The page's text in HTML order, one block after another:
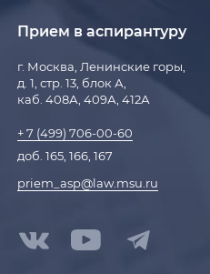
Прием в аспирантуру
г. Москва, Ленинские горы,
д. 1, стр. 13, блок А,
каб. 408А, 409А, 412А
+ 7 (499) 706-00-60
доб. 165, 166, 167
priem_asp@law.msu.ru